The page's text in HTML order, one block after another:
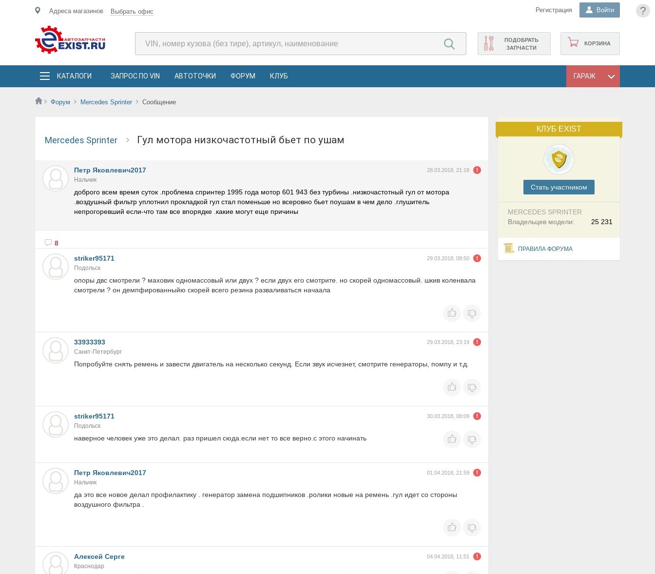
?
Адреса магазинов Выбрать офис Регистрация Войти
КОРЗИНА
ПОДОБРАТЬ
ЗАПЧАСТИ
КАТАЛОГИ ЗАПРОС ПО VIN АВТОТОЧКИ ФОРУМ КЛУБ ГАРАЖ
Форум Mercedes Sprinter Сообщение
КЛУБ EXIST
Cтать участником
MERCEDES SPRINTER
25 231
Владельцев модели:
ПРАВИЛА ФОРУМА
Mercedes Sprinter гул мотора низкочастотный бьет по ушам
Петр Яковлевич2017 28.03.2018, 21:18
Нальчик
доброго всем время суток .проблема спринтер 1995 года мотор 601 943 без турбины .низкочастотный гул от мотора
.воздушный фильтр уплотнил прокладкой гул стал поменьше но всеровно бьет поушам в чем дело .глушитель
непрогоревший если-что там все впорядке .какие могут еще причины
8
striker95171
29.03.2018, 08:50
Подольск
опоры двс смотрели ? маховик одномассовый или двух ? если двух его смотрите. но скорей одномассовый. шкив коленвала
смотрели ? он демпфированныйю скорей всего резина разваливаться начаала
33933393 29.03.2018, 23:19
Санкт-Петербург
Попробуйте снять ремень и завести двигатель на несколько секунд. Если звук исчезнет, смотрите генераторы, помпу и т.д.
striker95171 30.03.2018, 08:09
Подольск
наверное человек уже это делал. раз пришел сюда.если нет то все верно.с этого начинать
Петр Яковлевич2017 01.04.2018, 21:59
Нальчик
да это все новое делал профилактику . генератор замена подшипников .ролики новые на ремень .гул идет со стороны
воздушного фильтра .
Алексей Серге 04.04.2018, 11:51
Краснодар